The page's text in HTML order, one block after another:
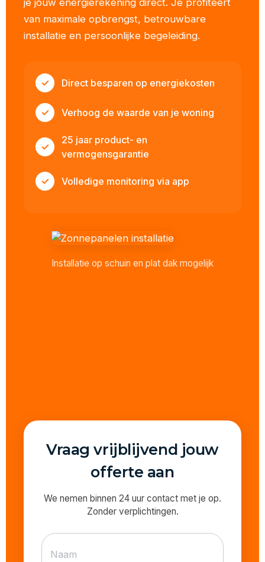
je jouw energierekening direct. Je profiteert
van maximale opbrengst, betrouwbare
installatie en persoonlijke begeleiding.
✓ Direct besparen op energiekosten
✓ Verhoog de waarde van je woning
✓
25 jaar product- en
vermogensgarantie
✓ Volledige monitoring via app
Installatie op schuin en plat dak mogelijk
Vraag vrijblijvend jouw
offerte aan
We nemen binnen 24 uur contact met je op.
Zonder verplichtingen.